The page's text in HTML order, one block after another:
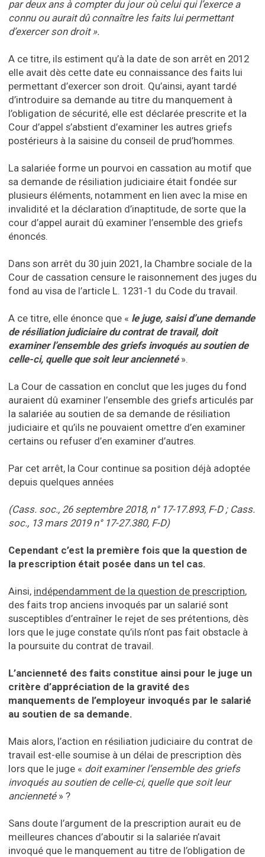
par deux ans à compter du jour où celui qui l’exerce a
connu ou aurait dû connaître les faits lui permettant
d’exercer son droit ».
A ce titre, ils estiment qu’à la date de son arrêt en 2012
elle avait dès cette date eu connaissance des faits lui
permettant d’exercer son droit. Qu’ainsi, ayant tardé
d’introduire sa demande au titre du manquement à
l’obligation de sécurité, elle est déclarée prescrite et la
Cour d’appel s’abstient d’examiner les autres griefs
postérieurs à la saisine du conseil de prud’hommes.
La salariée forme un pourvoi en cassation au motif que
sa demande de résiliation judiciaire était fondée sur
plusieurs éléments, notamment en lien avec la mise en
invalidité et la déclaration d’inaptitude, de sorte que la
cour d’appel aurait dû examiner l’ensemble des griefs
énoncés.
Dans son arrêt du 30 juin 2021, la Chambre sociale de la
Cour de cassation censure le raisonnement des juges du
fond au visa de l’article L. 1231-1 du Code du travail.
A ce titre, elle énonce que « le juge, saisi d’une demande
de résiliation judiciaire du contrat de travail, doit
examiner l’ensemble des griefs invoqués au soutien de
celle-ci, quelle que soit leur ancienneté».
La Cour de cassation en conclut que les juges du fond
auraient dû examiner l’ensemble des griefs articulés par
la salariée au soutien de sa demande de résiliation
judiciaire et qu’ils ne pouvaient omettre d’en examiner
certains ou refuser d’en examiner d’autres.
Par cet arrêt, la Cour continue sa position déjà adoptée
depuis quelques années
(Cass. soc., 26 septembre 2018, n° 17-17.893, F-D ; Cass.
soc., 13 mars 2019 n° 17-27.380, F-D)
Cependant c’est la première fois que la question de
la prescription était posée dans un tel cas.
Ainsi, indépendamment de la question de prescription,
des faits trop anciens invoqués par un salarié sont
susceptibles d’entraîner le rejet de ses prétentions, dès
lors que le juge constate qu’ils n’ont pas fait obstacle à
la poursuite du contrat de travail.
L’ancienneté des faits constitue ainsi pour le juge un
critère d’appréciation de la gravité des
manquements de l’employeur invoqués par le salarié
au soutien de sa demande.
Mais alors, l’action en résiliation judiciaire du contrat de
travail est-elle soumise à un délai de prescription dès
lors que le juge « doit examiner l’ensemble des griefs
invoqués au soutien de celle-ci, quelle que soit leur
ancienneté» ?
Sans doute l’argument de la prescription aurait eu de
meilleures chances d’aboutir si la salariée n’avait
invoqué que le manquement au titre de l’obligation de